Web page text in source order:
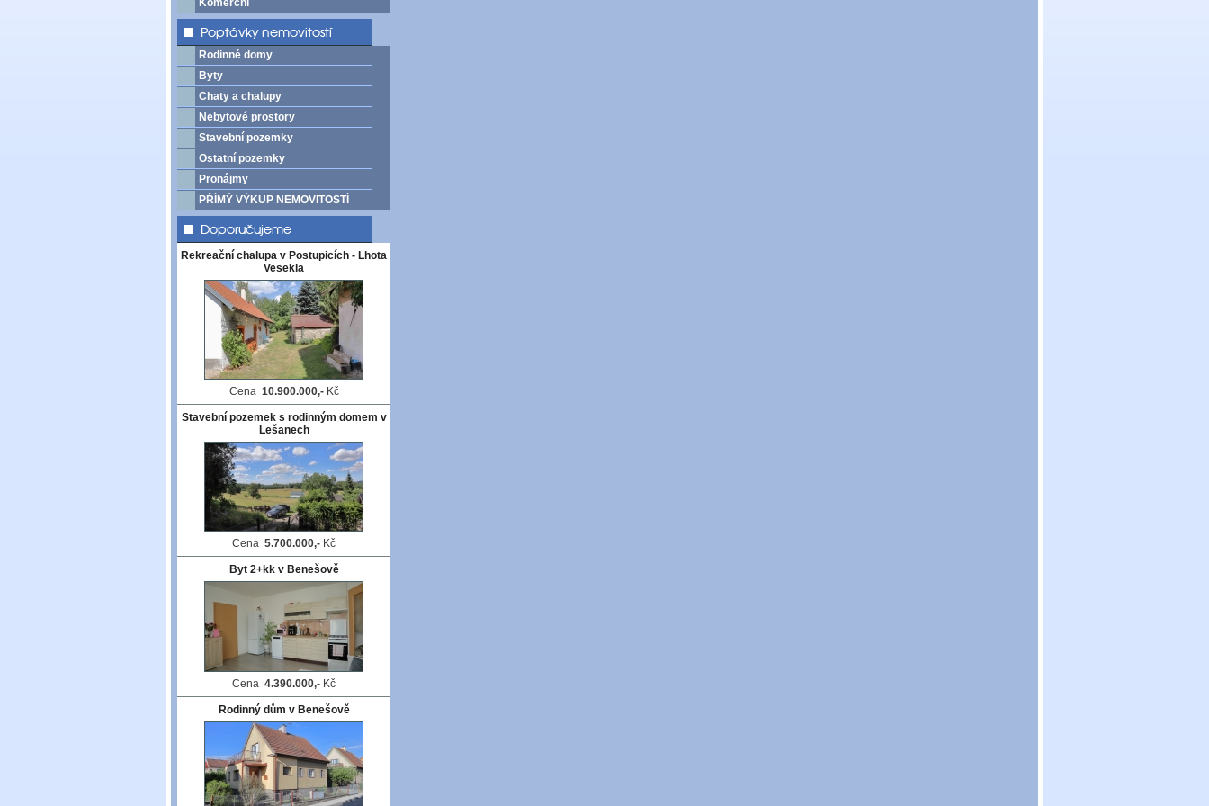
Komerční
Rodinné domy
Byty
Chaty a chalupy
Nebytové prostory
Stavební pozemky
Ostatní pozemky
Pronájmy
PŘÍMÝ VÝKUP NEMOVITOSTÍ
Rekreační chalupa v Postupicích - Lhota
Vesekla
Cena 10.900.000,-Kč
Stavební pozemek s rodinným domem v
Lešanech
Cena 5.700.000,- Kč
Byt 2+kk v Benešově
Cena 4.390.000,- Kč
Rodinný dům v Benešově